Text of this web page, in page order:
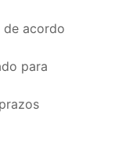
de acordo
para